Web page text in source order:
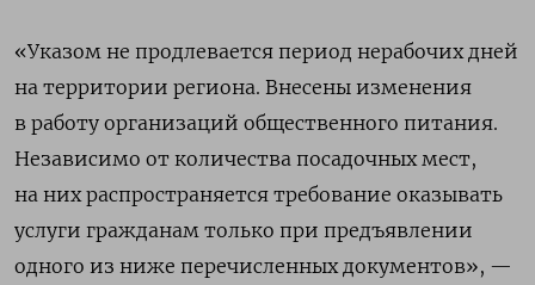
«Указом не продлевается период нерабочих дней
на территории региона. Внесены изменения
в работу организаций общественного питания.
Независимо от количества посадочных мест,
на них распространяется требование оказывать
услуги гражданам только при предъявлении
одного из ниже перечисленных документов», —